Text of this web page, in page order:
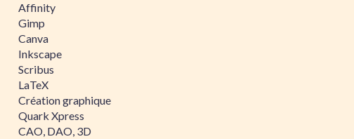
Affinity
Gimp
Canva
Inkscape
Scribus
LaTeX
Création graphique
Quark Xpress
CAO, DAO, 3D